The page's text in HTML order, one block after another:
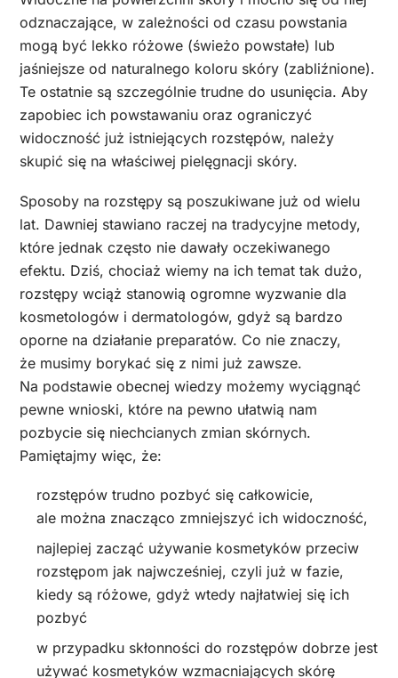
odznaczające, w zależności od czasu powstania
mogą być lekko różowe (świeżo powstałe) lub
jaśniejsze od naturalnego koloru skóry (zabliźnione).
Te ostatnie są szczególnie trudne do usunięcia. Aby
zapobiec ich powstawaniu oraz ograniczyć
widoczność już istniejących rozstępów, należy
skupić się na właściwej pielęgnacji skóry.
Sposoby na rozstępy są poszukiwane już od wielu
lat. Dawniej stawiano raczej na tradycyjne metody,
które jednak często nie dawały oczekiwanego
efektu. Dziś, chociaż wiemy na ich temat tak dużo,
rozstępy wciąż stanowią ogromne wyzwanie dla
kosmetologów i dermatologów, gdyż są bardzo
oporne na działanie preparatów. Co nie znaczy,
że musimy borykać się z nimi już zawsze.
Na podstawie obecnej wiedzy możemy wyciągnąć
pewne wnioski, które na pewno ułatwią nam
pozbycie się niechcianych zmian skórnych.
Pamiętajmy więc, że:
rozstępów trudno pozbyć się całkowicie,
ale można znacząco zmniejszyć ich widoczność,
najlepiej zacząć używanie kosmetyków przeciw
rozstępom jak najwcześniej, czyli już w fazie,
kiedy są różowe, gdyż wtedy najłatwiej się ich
pozbyć
w przypadku skłonności do rozstępów dobrze jest
używać kosmetyków wzmacniających skórę